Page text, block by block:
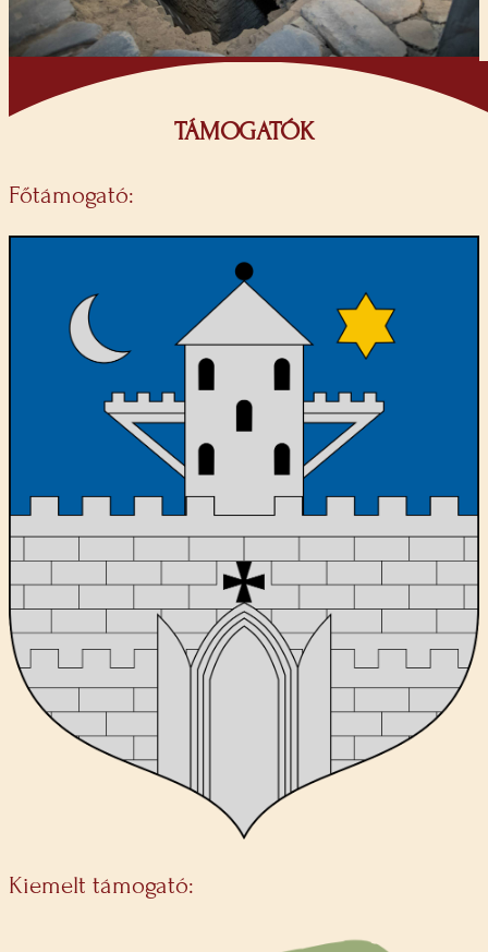
TÁMOGATÓK
Főtámogató:
Kiemelt támogató: